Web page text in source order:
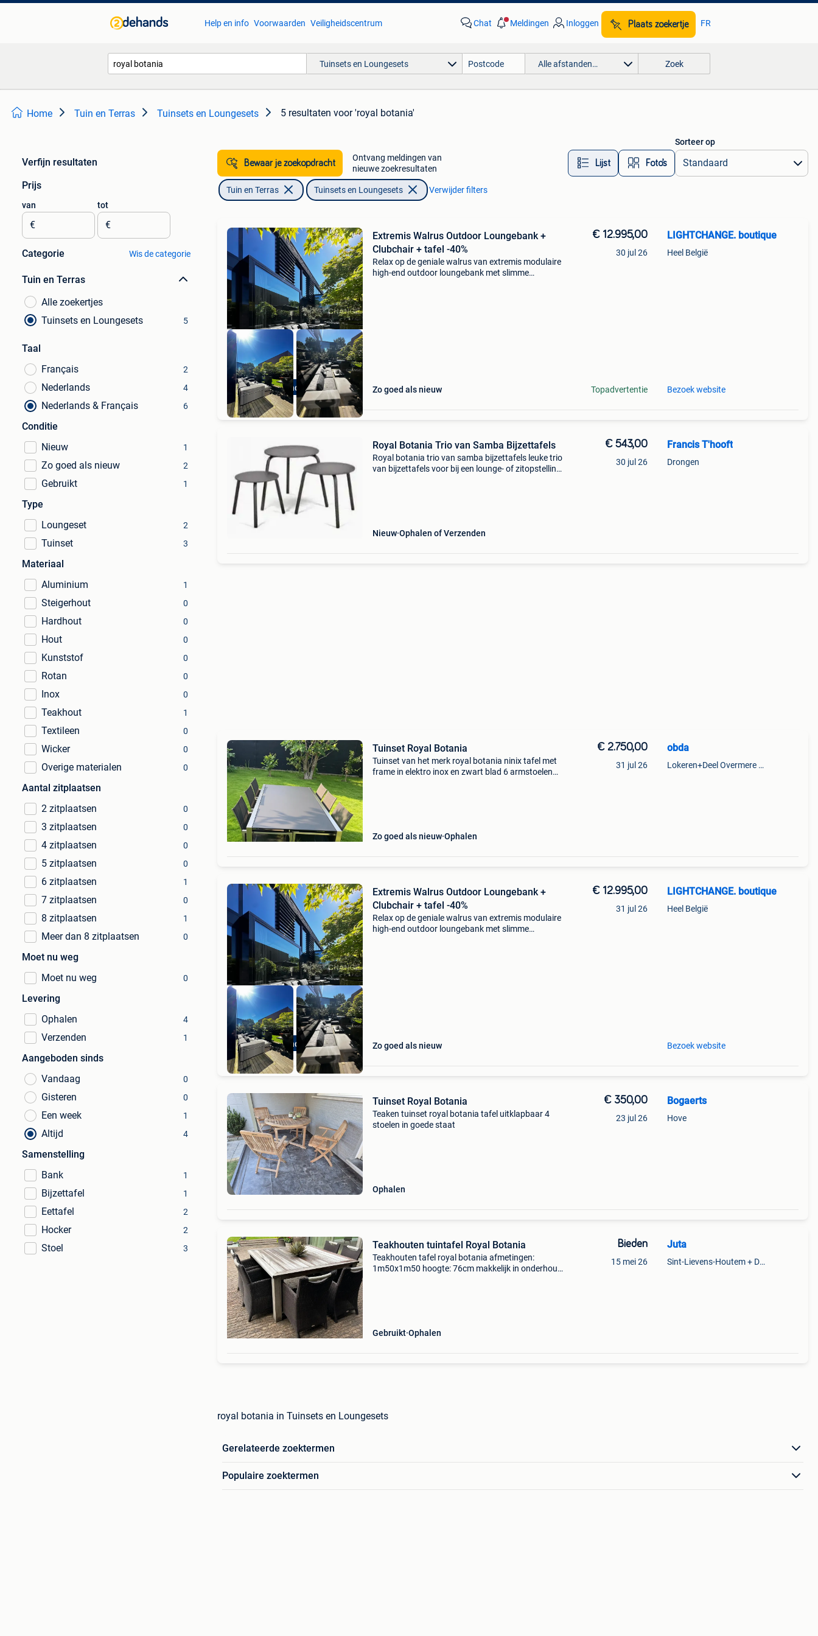
Help en info Voorwaarden Veiligheidscentrum Chat Meldingen Inloggen Plaats zoekertje FR
Tuinsets en Loungesets Alle afstanden… Zoek
Home Tuin en Terras Tuinsets en Loungesets 5 resultaten voor 'royal botania'
Verfijn resultaten
Prijs
van
€
tot
€
Categorie Wis de categorie
Tuin en Terras
Alle zoekertjes
Tuinsets en Loungesets
5
Taal
Français
2
Nederlands 4
Nederlands & Français 6
Conditie
Nieuw
1
Zo goed als nieuw 2
Gebruikt 1
Type
Loungeset
2
Tuinset 3
Materiaal
Aluminium
1
Steigerhout 0
Hardhout 0
Hout 0
Kunststof 0
Rotan 0
Inox 0
Teakhout 1
Textileen 0
Wicker 0
Overige materialen 0
Aantal zitplaatsen
2 zitplaatsen
0
3 zitplaatsen 0
4 zitplaatsen 0
5 zitplaatsen 0
6 zitplaatsen 1
7 zitplaatsen 0
8 zitplaatsen 1
Meer dan 8 zitplaatsen 0
Moet nu weg
Moet nu weg
0
Levering
Ophalen
4
Verzenden 1
Aangeboden sinds
Vandaag
0
Gisteren 0
Een week 1
Altijd 4
Samenstelling
Bank
1
Bijzettafel 1
Eettafel 2
Hocker 2
Stoel 3
Bewaar je zoekopdracht
Ontvang meldingen van
nieuwe zoekresultaten
Lijst Foto’s
Sorteer op
Tuin en Terras Tuinsets en Loungesets Verwijder filters
High-end Outlet
Extremis Walrus Outdoor Loungebank +
Clubchair + tafel -40%
Relax op de geniale walrus van extremis modulaire
high-end outdoor loungebank met slimme
Zo goed als nieuw
€ 12.995,00
30 jul 26
Topadvertentie
LIGHTCHANGE. boutique
Heel België
Bezoek website
Royal Botania Trio van Samba Bijzettafels
Royal botania trio van samba bijzettafels leuke trio
van bijzettafels voor bij een lounge- of zitopstelling.
Nieuw Ophalen of Verzenden
€ 543,00
30 jul 26
Francis T'hooft
Drongen
Tuinset Royal Botania
Tuinset van het merk royal botania ninix tafel met
frame in elektro inox en zwart blad 6 armstoelen
Zo goed als nieuw Ophalen
€ 2.750,00
31 jul 26
obda
Lokeren+Deel Overmere En Zele
High-end Outlet
Extremis Walrus Outdoor Loungebank +
Clubchair + tafel -40%
Relax op de geniale walrus van extremis modulaire
high-end outdoor loungebank met slimme
Zo goed als nieuw
€ 12.995,00
31 jul 26
LIGHTCHANGE. boutique
Heel België
Bezoek website
Tuinset Royal Botania
Teaken tuinset royal botania tafel uitklapbaar 4
stoelen in goede staat
Ophalen
€ 350,00
23 jul 26
Bogaerts
Hove
Teakhouten tuintafel Royal Botania
Teakhouten tafel royal botania afmetingen:
1m50x1m50 hoogte: 76cm makkelijk in onderhoud
Gebruikt Ophalen
Bieden
15 mei 26
Juta
Sint-Lievens-Houtem + Deel Oombergen
royal botania in Tuinsets en Loungesets
Gerelateerde zoektermen
Populaire zoektermen